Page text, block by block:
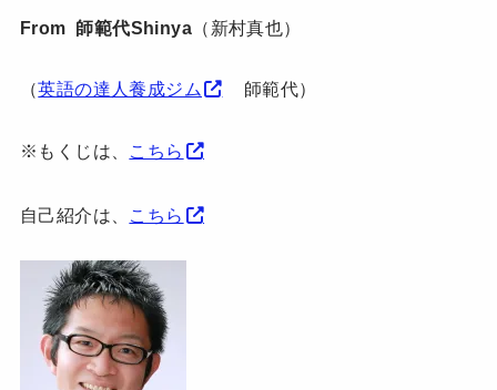
From 師範代Shinya （新村真也）
（英語の達人養成ジム 師範代）
※もくじは、 こちら
自己紹介は、 こちら